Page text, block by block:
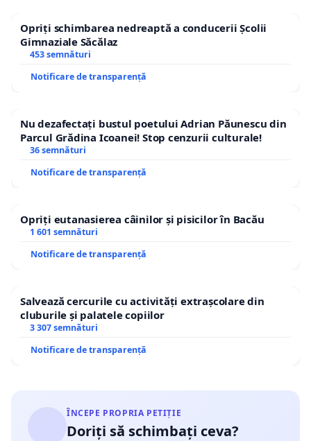
Opriți schimbarea nedreaptă a conducerii Școlii
Gimnaziale Săcălaz
453 semnături
Notificare de transparență
Nu dezafectați bustul poetului Adrian Păunescu din
Parcul Grădina Icoanei! Stop cenzurii culturale!
36 semnături
Notificare de transparență
Opriți eutanasierea câinilor și pisicilor în Bacău
1 601 semnături
Notificare de transparență
Salvează cercurile cu activități extrașcolare din
cluburile și palatele copiilor
3 307 semnături
Notificare de transparență
ÎNCEPE PROPRIA PETIȚIE
Doriți să schimbați ceva?